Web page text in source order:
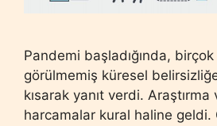
Pandemi başladığında,
görülmemiş küresel belirsizliğe
kısarak yanıt verdi.
harcamalar kural haline geldi.